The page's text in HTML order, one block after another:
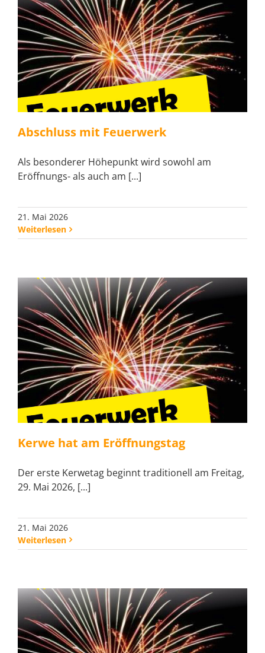
Abschluss mit Feuerwerk
Als besonderer Höhepunkt wird sowohl am
Eröffnungs- als auch am [...]
21. Mai 2026
Weiterlesen
Kerwe hat am Eröffnungstag
Der erste Kerwetag beginnt traditionell am Freitag,
29. Mai 2026, [...]
21. Mai 2026
Weiterlesen